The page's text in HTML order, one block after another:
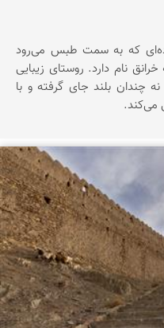
در جاده‌ای که به سمت طبس می‌رود
نام دارد. روستای زیبایی
چندان بلند جای گرفته و با
می‌کند.